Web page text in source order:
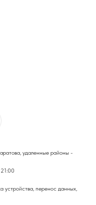
удаленные районы -
устройства, перенос данных,